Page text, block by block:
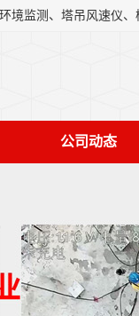
公司动态